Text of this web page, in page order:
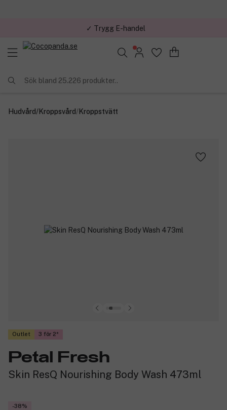
✓ Trygg E-handel
Sök bland 25.226 produkter..
Hudvård/Kroppsvård/Kroppstvätt
Outlet 3 för 2
Petal Fresh
Skin ResQ Nourishing Body Wash 473ml
-38%